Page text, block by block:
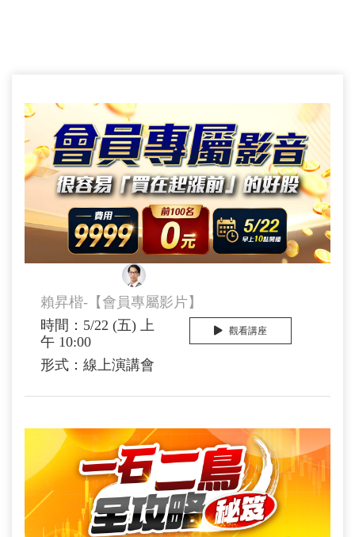
賴昇楷-【會員專屬影片】
時間：5/22 (五) 上
午 10:00
形式：線上演講會
觀看講座